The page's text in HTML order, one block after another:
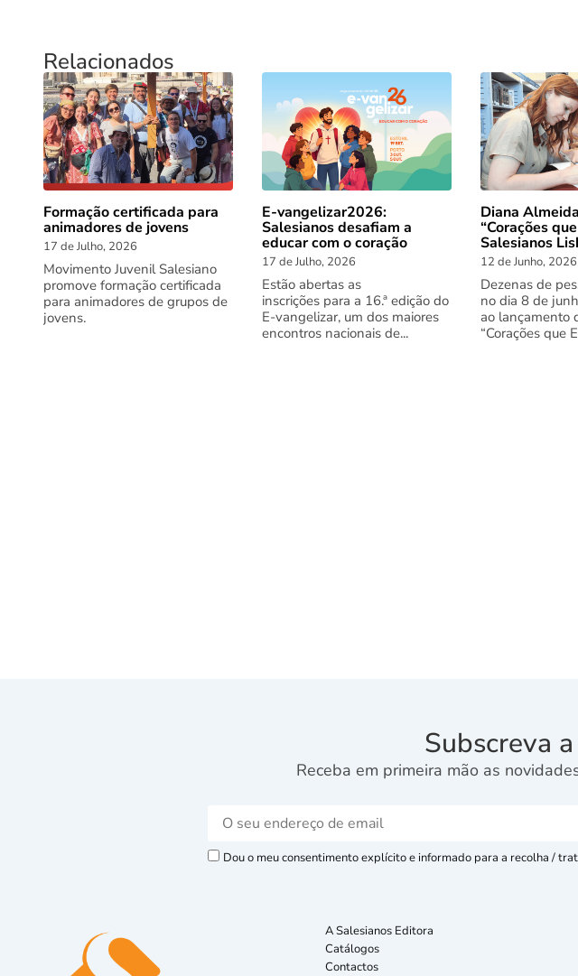
Relacionados
Formação certificada para
animadores de jovens
17 de Julho, 2026
Movimento Juvenil Salesiano
promove formação certificada
para animadores de grupos de
jovens.
E-vangelizar2026:
Salesianos desafiam a
educar com o coração
17 de Julho, 2026
Estão abertas as
inscrições para a 16.ª edição do
E-vangelizar, um dos maiores
encontros nacionais de...
Diana
“Corações
Salesianos
12 de Junho, 2026
Dezenas de
no dia 8 de
ao lançamento
“Corações que
Subscreva
Receba em primeira mão as
Dou o meu consentimento explícito e informado para a recolha /
A Salesianos Editora
Catálogos
Contactos